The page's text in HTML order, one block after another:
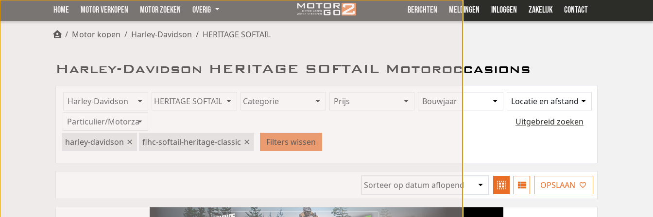
HOME MOTOR VERKOPEN MOTOR ZOEKEN OVERIG BERICHTEN MELDINGEN INLOGGEN ZAKELIJK CONTACT
/ Motor kopen / Harley-Davidson / HERITAGE SOFTAIL
Harley-Davidson HERITAGE SOFTAIL Motoroccasions
Prijs Bouwjaar
Locatie en afstand
Uitgebreid zoeken
harley-davidson
flhc-softail-heritage-classic Filters wissen
OPSLAAN